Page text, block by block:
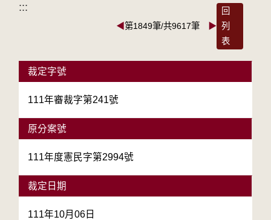
:::
◀第1849筆/共9617筆 ▶
回
列
表
裁定字號
111年審裁字第241號
原分案號
111年度憲民字第2994號
裁定日期
111年10月06日